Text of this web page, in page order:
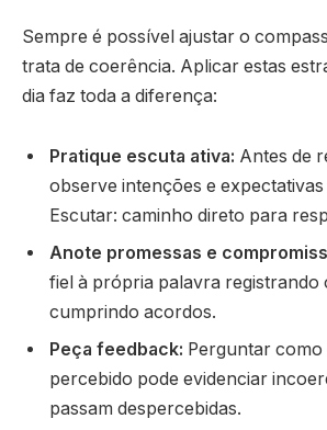
Sempre é possível ajustar o
trata de coerência. Aplicar estas
dia faz toda a diferença:
Pratique escuta ativa: Antes de
observe intenções e
Escutar: caminho direto para
Anote promessas e
fiel à própria palavra registrando
cumprindo acordos.
Peça feedback: Perguntar como
percebido pode evidenciar
passam despercebidas.